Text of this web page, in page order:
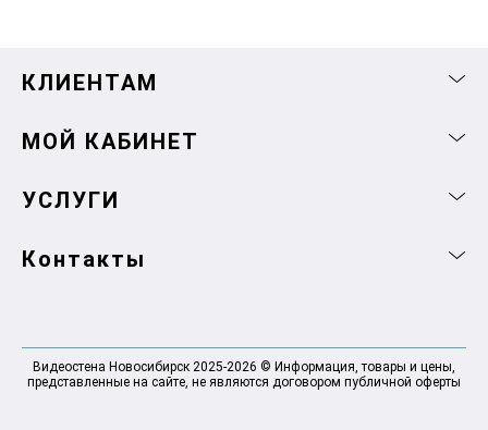
КЛИЕНТАМ
МОЙ КАБИНЕТ
УСЛУГИ
Контакты
Видеостена Новосибирск 2025-2026 © Информация, товары и цены,
представленные на сайте, не являются договором публичной оферты